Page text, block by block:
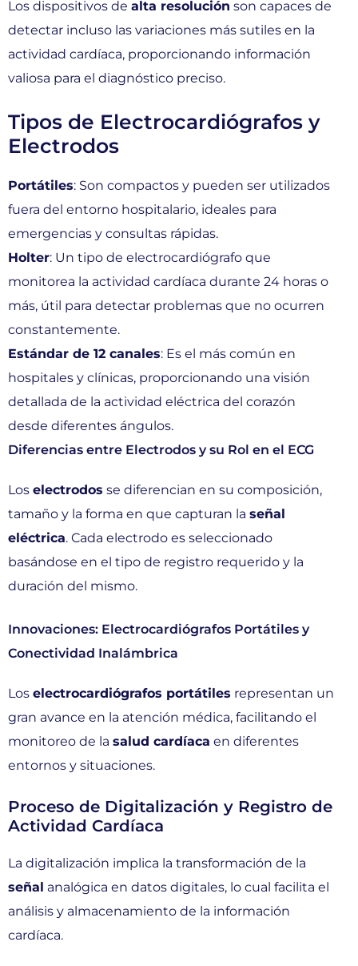
Los dispositivos de alta resolución son capaces de
detectar incluso las variaciones más sutiles en la
actividad cardíaca, proporcionando información
valiosa para el diagnóstico preciso.
Tipos de Electrocardiógrafos y
Electrodos
Portátiles: Son compactos y pueden ser utilizados
fuera del entorno hospitalario, ideales para
emergencias y consultas rápidas.
Holter: Un tipo de electrocardiógrafo que
monitorea la actividad cardíaca durante 24 horas o
más, útil para detectar problemas que no ocurren
constantemente.
Estándar de 12 canales: Es el más común en
hospitales y clínicas, proporcionando una visión
detallada de la actividad eléctrica del corazón
desde diferentes ángulos.
Diferencias entre Electrodos y su Rol en el ECG
Los electrodos se diferencian en su composición,
tamaño y la forma en que capturan la señal
eléctrica. Cada electrodo es seleccionado
basándose en el tipo de registro requerido y la
duración del mismo.
Innovaciones: Electrocardiógrafos Portátiles y
Conectividad Inalámbrica
Los electrocardiógrafos portátiles representan un
gran avance en la atención médica, facilitando el
monitoreo de la salud cardíaca en diferentes
entornos y situaciones.
Proceso de Digitalización y Registro de
Actividad Cardíaca
La digitalización implica la transformación de la
señal analógica en datos digitales, lo cual facilita el
análisis y almacenamiento de la información
cardíaca.